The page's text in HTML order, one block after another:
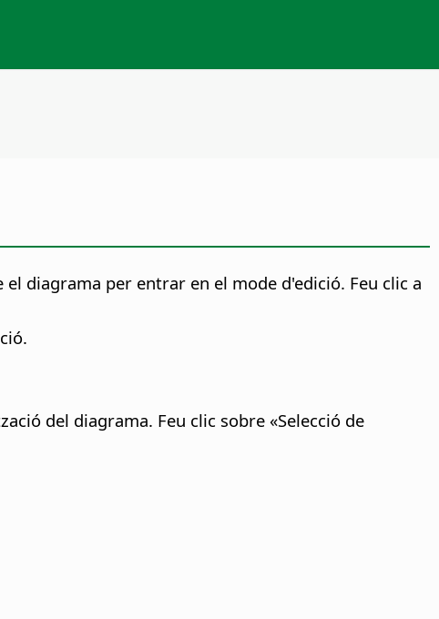
diagrama per entrar en el mode d'edició. Feu clic a
del diagrama. Feu clic sobre «Selecció de